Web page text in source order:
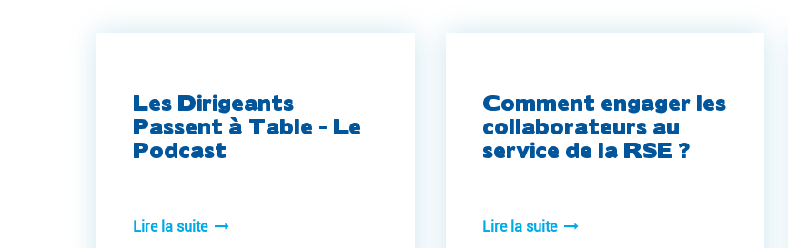
Les Dirigeants
Passent à Table - Le
Podcast
Lire la suite
Comment engager les
collaborateurs au
service de la RSE ?
Lire la suite